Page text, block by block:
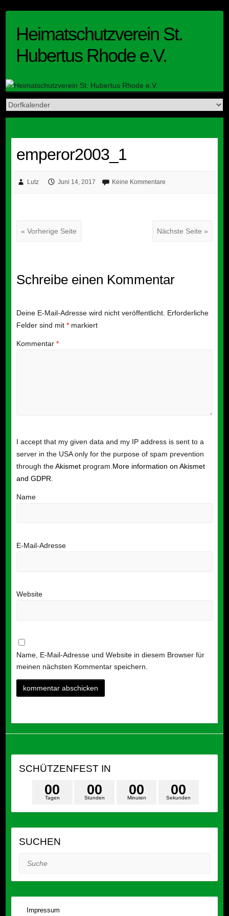
contentHeimatschutzverein St.
Hubertus Rhode e.V.
emperor2003_1
Lutz Juni 14, 2017 Keine Kommentare
« Vorherige Seite Nächste Seite »
Schreibe einen Kommentar
Deine E-Mail-Adresse wird nicht veröffentlicht. Erforderliche
Felder sind mit *markiert
Kommentar *
I accept that my given data and my IP address is sent to a
server in the USA only for the purpose of spam prevention
through theAkismetprogram. More information on Akismet
and GDPR
Name
E-Mail-Adresse
Website
Name, E-Mail-Adresse und Website in diesem Browser für
meinen nächsten Kommentar speichern.
SCHÜTZENFEST IN
Tagen
00
Stunden
00
Minuten
00
Sekunden
00
SUCHEN
Suche
Impressum